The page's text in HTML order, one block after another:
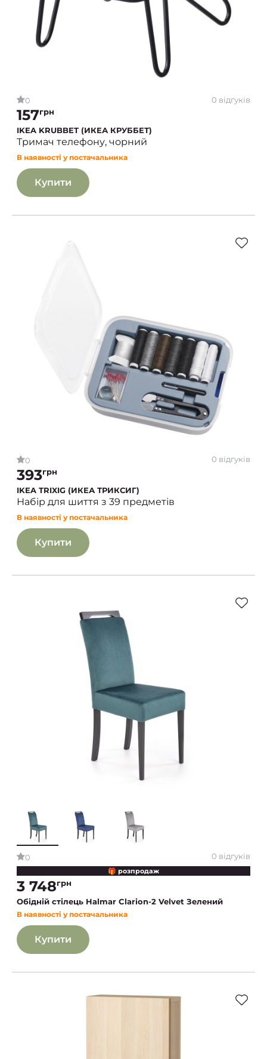
0 0 відгуків
157грн
IKEA KRUBBET (ИКЕА КРУББЕТ)
Тримач телефону, чорний
В наявності у постачальника
Купити
0 0 відгуків
393грн
IKEA TRIXIG (ИКЕА ТРИКСИГ)
Набір для шиття з 39 предметів
В наявності у постачальника
Купити
0 0 відгуків
🎁 розпродаж
3 748грн
Обідній стілець Halmar Clarion-2 Velvet Зелений
В наявності у постачальника
Купити